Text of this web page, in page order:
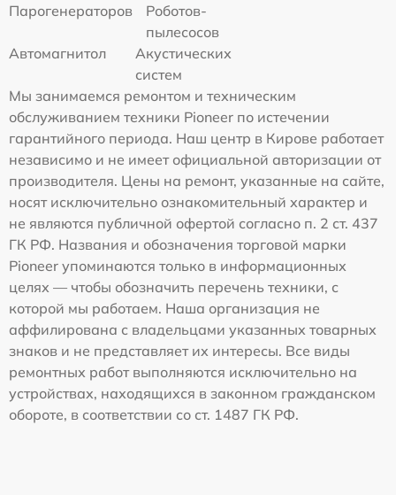
Парогенераторов
Роботов-
пылесосов
Автомагнитол
Акустических
систем
Мы занимаемся ремонтом и техническим
обслуживанием техники Pioneer по истечении
гарантийного периода. Наш центр в Кирове работает
независимо и не имеет официальной авторизации от
производителя. Цены на ремонт, указанные на сайте,
носят исключительно ознакомительный характер и
не являются публичной офертой согласно п. 2 ст. 437
ГК РФ. Названия и обозначения торговой марки
Pioneer упоминаются только в информационных
целях — чтобы обозначить перечень техники, с
которой мы работаем. Наша организация не
аффилирована с владельцами указанных товарных
знаков и не представляет их интересы. Все виды
ремонтных работ выполняются исключительно на
устройствах, находящихся в законном гражданском
обороте, в соответствии со ст. 1487 ГК РФ.